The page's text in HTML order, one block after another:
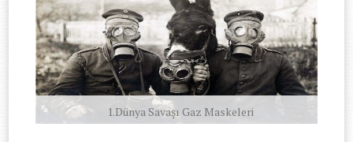
1.Dünya Savaşı Gaz Maskeleri